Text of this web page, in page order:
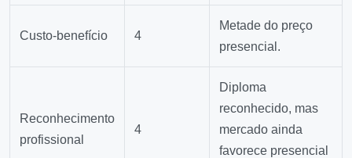
Custo‑benefício 4
Metade do preço
presencial.
Reconhecimento
profissional
4
Diploma
reconhecido, mas
mercado ainda
favorece presencial